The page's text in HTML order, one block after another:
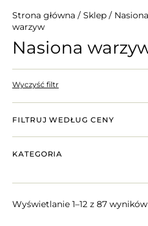
Strona główna / Sklep /
warzyw
Nasiona
Wyczyść filtr
FILTRUJ WEDŁUG CENY
KATEGORIA
Wyświetlanie 1–12 z 87 wyników